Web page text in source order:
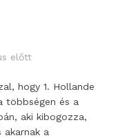
előtt
hogy 1. Hollande
többségen és a
aki kibogozza,
a